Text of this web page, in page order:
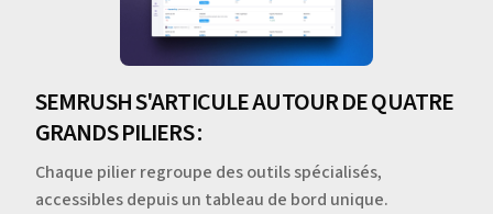
SEMRUSH S'ARTICULE AUTOUR DE QUATRE
GRANDS PILIERS :
Chaque pilier regroupe des outils spécialisés,
accessibles depuis un tableau de bord unique.